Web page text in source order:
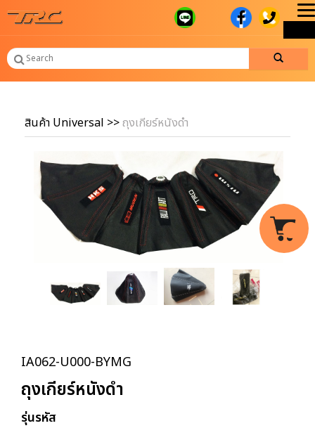
สินค้า Universal >>ถุงเกียร์หนังดำ
IA062-U000-BYMG
ถุงเกียร์หนังดำ
รุ่นรหัส